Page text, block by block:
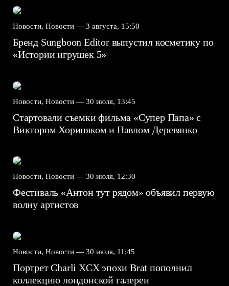
Новости, Новости — 3 августа, 15:50
Бренд Sungboon Editor выпустил косметику по
«Истории игрушек 5»
Новости, Новости — 30 июля, 13:45
Стартовали съемки фильма «Супер Папа» с
Виктором Хориняком и Павлом Деревянко
Новости, Новости — 30 июля, 12:30
Фестиваль «Антон тут рядом» объявил первую
волну артистов
Новости, Новости — 30 июля, 11:45
Портрет Charli XCX эпохи Brat пополнил
коллекцию лондонской галереи